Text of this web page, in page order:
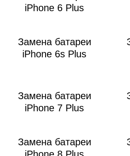
iPhone 6 Plus
Замена батареи
iPhone 6s Plus
Замена батареи
iPhone 7 Plus
Замена батареи